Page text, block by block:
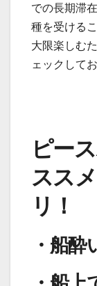
での長期滞
種を受ける
大限楽しむ
ェックして
ピー
スス
リ！
・船